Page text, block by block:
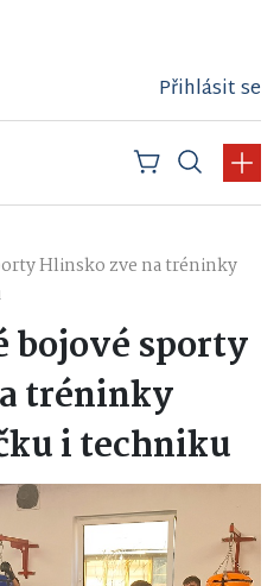
Přihlásit se
Hlinsko zve na tréninky
bojové sporty
tréninky
i techniku